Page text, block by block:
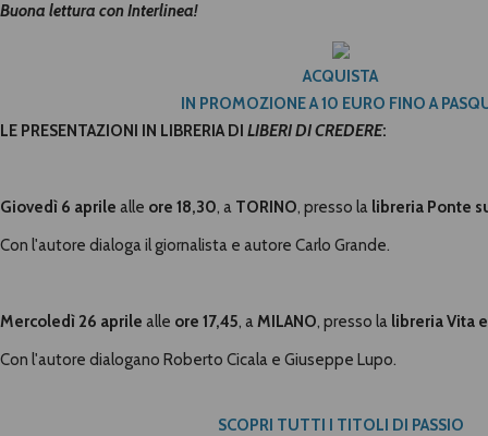
Buona lettura con Interlinea!
ACQUISTA
IN PROMOZIONE A 10 EURO FINO A
LE PRESENTAZIONI IN LIBRERIA DI LIBERI DICREDERE:
Giovedì 6 aprile alle ore 18,30, a TORINO, presso la libreria Ponte
Con l'autore dialoga il giornalista e autore Carlo Grande.
Mercoledì 26 aprile alle ore 17,45, aMILANO, presso la libreria Vita
Con l'autore dialogano Roberto Cicala e Giuseppe Lupo.
SCOPRI TUTTI I TITOLI DI PASSIO